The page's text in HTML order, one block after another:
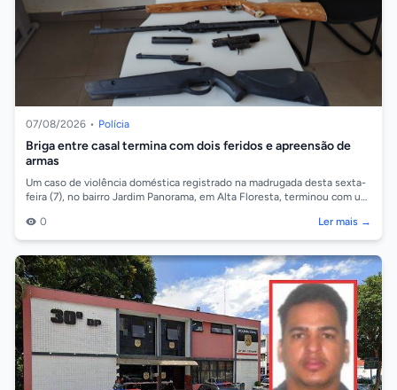
07/08/2026 • Polícia
Briga entre casal termina com dois feridos e apreensão de
armas
Um caso de violência doméstica registrado na madrugada desta sexta-
feira (7), no bairro Jardim Panorama, em Alta Floresta, terminou com um
0
Ler mais →